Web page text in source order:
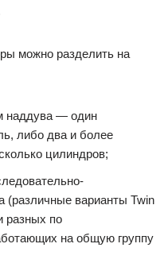
можно разделить на
наддува — один
либо два и более
цилиндров;
(различные варианты Twin
разных по
на общую группу